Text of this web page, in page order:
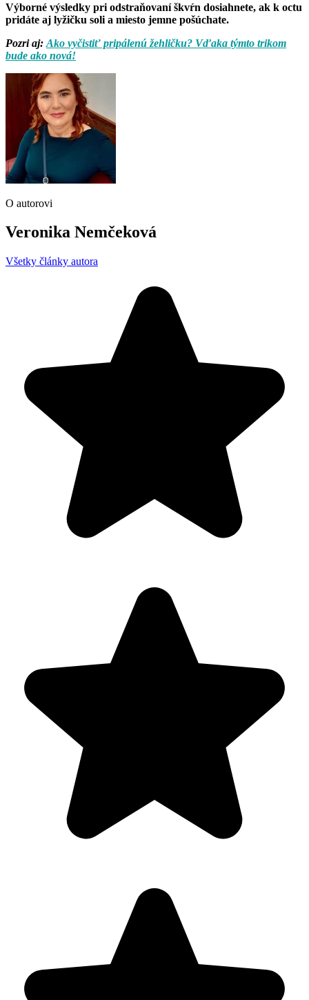
Výborné výsledky pri odstraňovaní škvŕn dosiahnete, ak k octu
pridáte aj lyžičku soli a miesto jemne pošúchate.
Pozri aj: Ako vyčistiť pripálenú žehličku? Vďaka týmto trikom
bude ako nová!
O autorovi
Veronika Nemčeková
Všetky články autora